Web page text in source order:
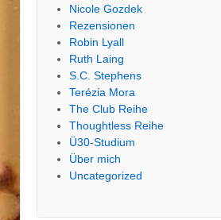
Nicole Gozdek
Rezensionen
Robin Lyall
Ruth Laing
S.C. Stephens
Terézia Mora
The Club Reihe
Thoughtless Reihe
Ü30-Studium
Über mich
Uncategorized